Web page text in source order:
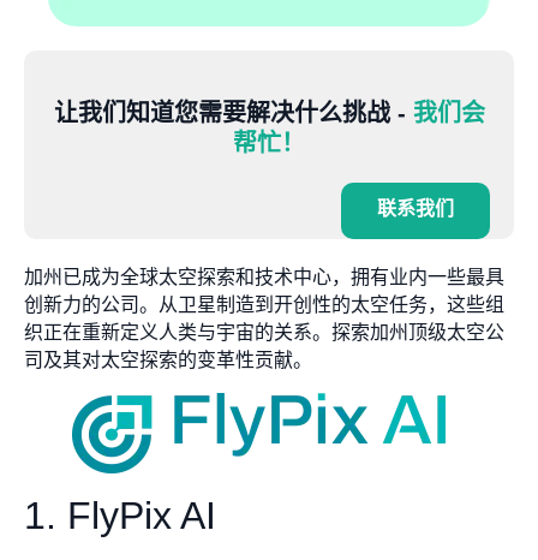
让我们知道您需要解决什么挑战 - 我们会
帮忙！
联系我们
加州已成为全球太空探索和技术中心，拥有业内一些最具
创新力的公司。从卫星制造到开创性的太空任务，这些组
织正在重新定义人类与宇宙的关系。探索加州顶级太空公
司及其对太空探索的变革性贡献。
1. FlyPix AI